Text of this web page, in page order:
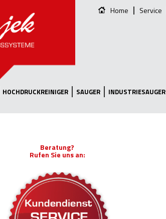
Home Service
HOCHDRUCKREINIGER SAUGER INDUSTRIESAUGER
Beratung?
Rufen Sie uns an: